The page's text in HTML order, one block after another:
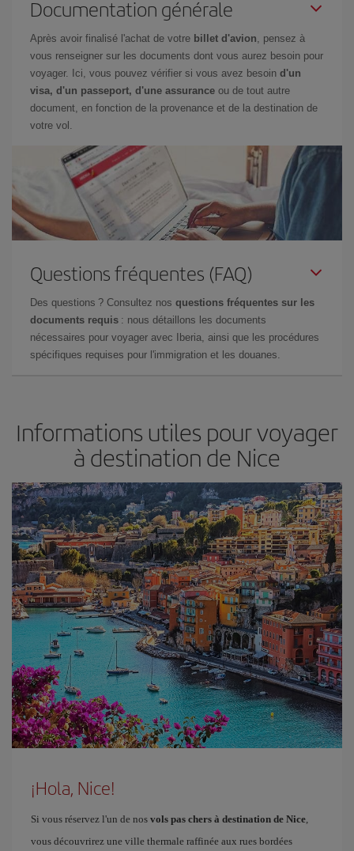
Documentation générale
Après avoir finalisé l'achat de votre billet d'avion, pensez à
vous renseigner sur les documents dont vous aurez besoin pour
voyager. Ici, vous pouvez vérifier si vous avez besoin d'un
visa, d'un passeport, d'une assurance ou de tout autre
document, en fonction de la provenance et de la destination de
votre vol.
Questions fréquentes (FAQ)
Des questions ? Consultez nos questions fréquentes sur les
documents requis : nous détaillons les documents
nécessaires pour voyager avec Iberia, ainsi que les procédures
spécifiques requises pour l'immigration et les douanes.
Informations utiles pour voyager
à destination de Nice
¡Hola, Nice!
Si vous réservez l'un de nos vols pas chers à destination de Nice,
vous découvrirez une ville thermale raffinée aux rues bordées